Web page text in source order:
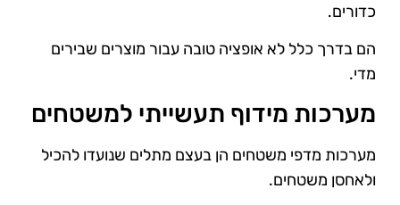
כדורים.
הם בדרך כלל לא אופציה טובה עבור מוצרים שבירים
מדי.
מערכות מידוף תעשייתי למשטחים
מערכות מדפי משטחים הן בעצם מתלים שנועדו להכיל
ולאחסן משטחים.